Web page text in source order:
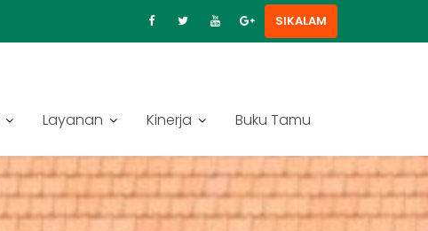
SIKALAM
Layanan Kinerja Buku Tamu